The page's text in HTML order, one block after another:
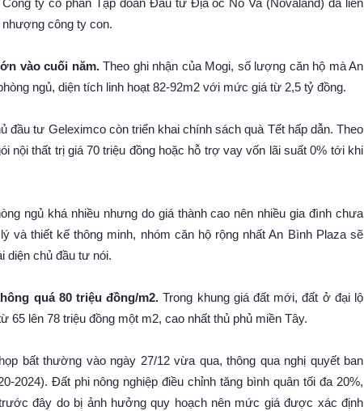
ty cổ phần Tập đoàn Đầu tư Địa ốc No Va (Novaland) đã liên
công ty con.
vào cuối năm.Theo ghi nhận của Mogi, số lượng căn hộ mà An
ngủ, diện tích linh hoạt 82-92m2 với mức giá từ 2,5 tỷ đồng.
đầu tư Geleximco còn triển khai chính sách quà Tết hấp dẫn. Theo
nội thất trị giá 70 triệu đồng hoặc hỗ trợ vay vốn lãi suất 0% tới khi
ngủ khá nhiều nhưng do giá thành cao nên nhiều gia đình chưa
thiết kế thông minh, nhóm căn hộ rộng nhất An Bình Plaza sẽ
diện chủ đầu tư nói.
quá 80 triệu đồng/m2. Trong khung giá đất mới, đất ở đại lộ
65 lên 78 triệu đồng một m2, cao nhất thủ phủ miền Tây.
bất thường vào ngày 27/12 vừa qua, thông qua nghị quyết ban
2024). Đất phi nông nghiệp điều chỉnh tăng bình quân tối đa 20%,
đây do bị ảnh hưởng quy hoạch nên mức giá được xác định